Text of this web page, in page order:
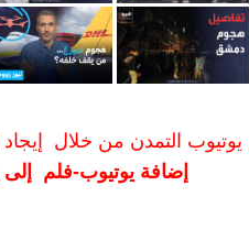
يوتيوب التمدن من خلال إيجاد
إضافة يوتيوب-فلم إلى